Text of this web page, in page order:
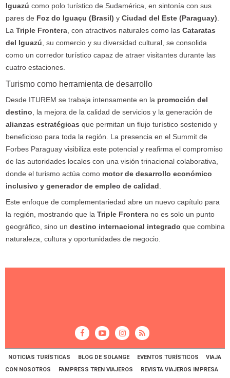
Iguazú como polo turístico de Sudamérica, en sintonía con sus
pares de Foz do Iguaçu (Brasil) y Ciudad del Este (Paraguay).
La Triple Frontera, con atractivos naturales como las Cataratas
del Iguazú, su comercio y su diversidad cultural, se consolida
como un corredor turístico capaz de atraer visitantes durante las
cuatro estaciones.
Turismo como herramienta de desarrollo
Desde ITUREM se trabaja intensamente en la promoción del
destino , la mejora de la calidad de servicios y la generación de
alianzas estratégicas que permitan un flujo turístico sostenido y
beneficioso para toda la región. La presencia en el Summit de
Forbes Paraguay visibiliza este potencial y reafirma el compromiso
de las autoridades locales con una visión trinacional colaborativa,
donde el turismo actúa como motor de desarrollo económico
inclusivo y generador de empleo de calidad
Este enfoque de complementariedad abre un nuevo capítulo para
la región, mostrando que la Triple Fronterano es solo un punto
geográfico, sino un destino internacional integrado que combina
naturaleza, cultura y oportunidades de negocio.
NOTICIAS TURÍSTICAS BLOG DE SOLANGE EVENTOS TURÍSTICOS
VIAJA
CON NOSOTROS
FAMPRESS TREN VIAJEROS REVISTA VIAJEROS IMPRESA